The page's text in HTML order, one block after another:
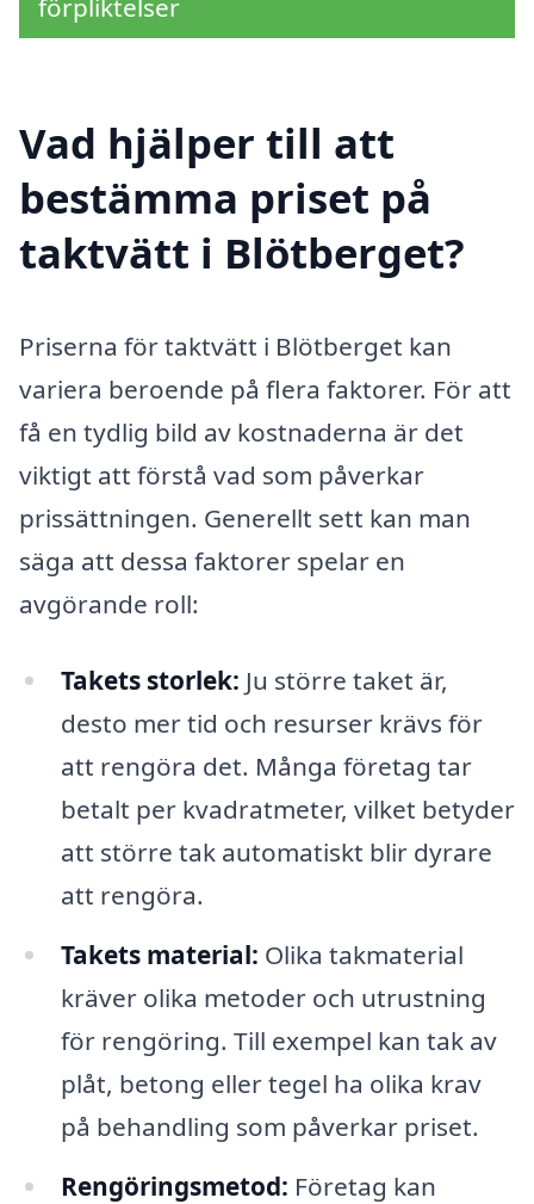
förpliktelser
Vad hjälper till att
bestämma priset på
taktvätt i Blötberget?
Priserna för taktvätt i Blötberget kan
variera beroende på flera faktorer. För att
få en tydlig bild av kostnaderna är det
viktigt att förstå vad som påverkar
prissättningen. Generellt sett kan man
säga att dessa faktorer spelar en
avgörande roll:
Takets storlek: Ju större taket är,
desto mer tid och resurser krävs för
att rengöra det. Många företag tar
betalt per kvadratmeter, vilket betyder
att större tak automatiskt blir dyrare
att rengöra.
Takets material: Olika takmaterial
kräver olika metoder och utrustning
för rengöring. Till exempel kan tak av
plåt, betong eller tegel ha olika krav
på behandling som påverkar priset.
Rengöringsmetod: Företag kan